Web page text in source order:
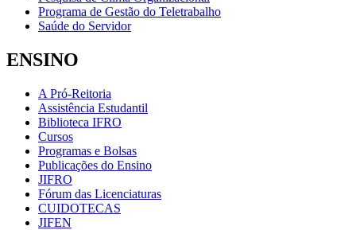
Programa de Gestão do Teletrabalho
Saúde do Servidor
ENSINO
A Pró-Reitoria
Assistência Estudantil
Biblioteca IFRO
Cursos
Programas e Bolsas
Publicações do Ensino
JIFRO
Fórum das Licenciaturas
CUIDOTECAS
JIFEN